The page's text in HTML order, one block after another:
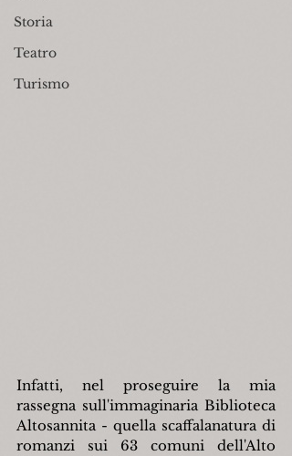
Storia
Teatro
Turismo
Infatti, nel proseguire la mia
rassegna sull'immaginaria Biblioteca
Altosannita - quella scaffalanatura di
romanzi sui 63 comuni dell'Alto